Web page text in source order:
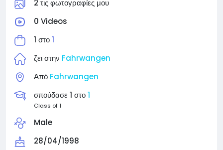
2 τις φωτογραφίες μου
0 Videos
1 στο1
ζει στην Fahrwangen
Από Fahrwangen
σπούδασε 1 στο1
Class of 1
Male
28/04/1998